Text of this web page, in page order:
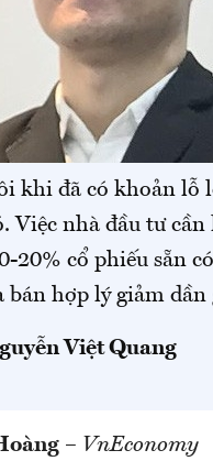
khi đã có khoản lỗ
Việc nhà đầu tư
20% cổ phiếu sẵn
bán hợp lý giảm
Việt Quang
– VnEconomy